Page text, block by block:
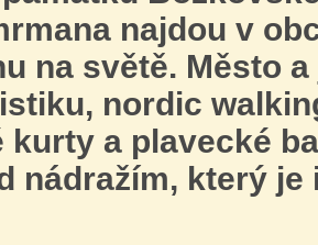
najdou v
na světě. Město
nordic
kurty a plavecké
nádražím, který